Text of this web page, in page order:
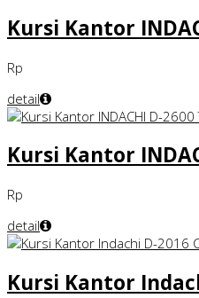
Kursi Kantor
Rp
detail
Kursi Kantor
Rp
detail
Kursi Kantor